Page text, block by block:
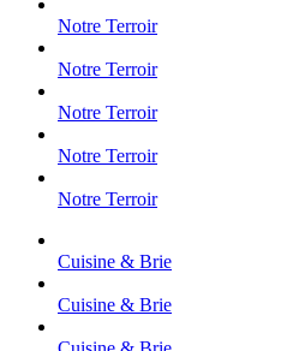
Notre Terroir
Notre Terroir
Notre Terroir
Notre Terroir
Notre Terroir
Cuisine & Brie
Cuisine & Brie